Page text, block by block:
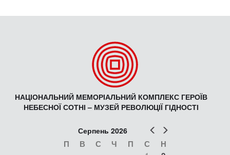
НАЦІОНАЛЬНИЙ МЕМОРІАЛЬНИЙ КОМПЛЕКС ГЕРОЇВ
НЕБЕСНОЇ СОТНІ – МУЗЕЙ РЕВОЛЮЦІЇ ГІДНОСТІ
Попер
Серпень 2026
П В С Ч П С Н